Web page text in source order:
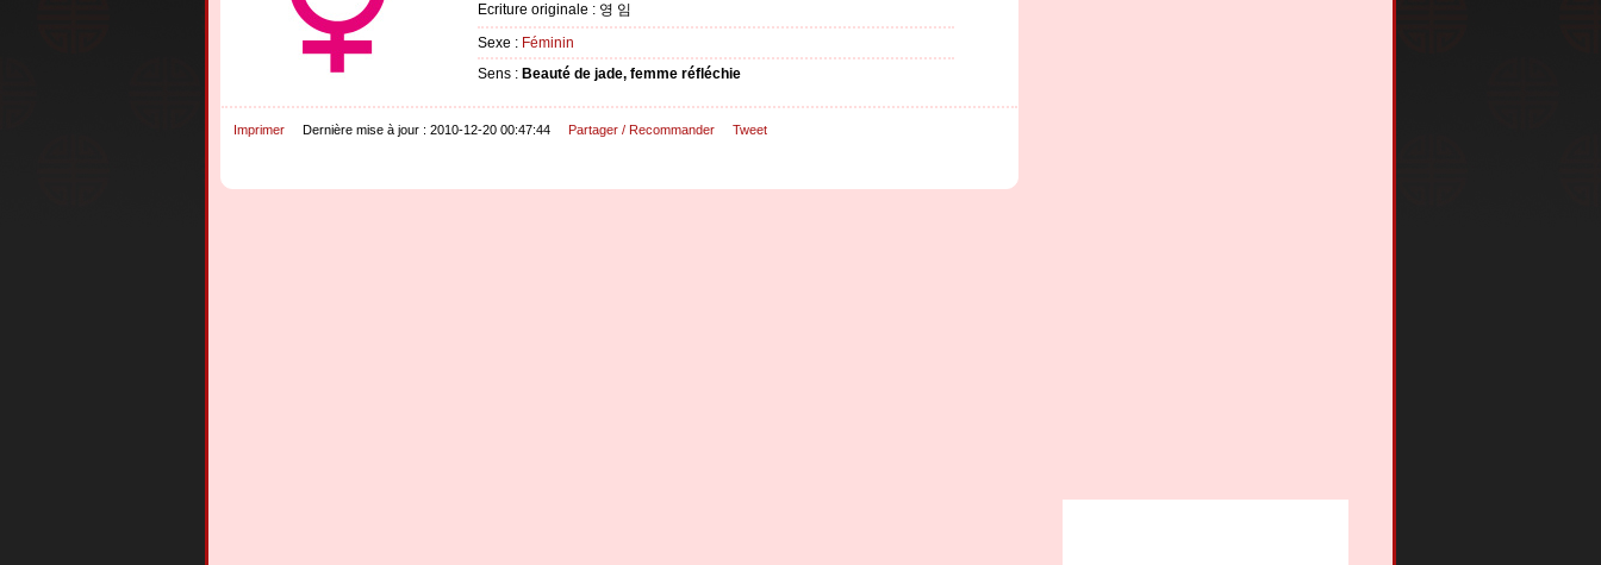
Ecriture originale : 영 임
Sexe : Féminin
Sens : Beauté de jade, femme réfléchie
Imprimer Dernière mise à jour : 2010-12-20 00:47:44 Partager / Recommander Tweet